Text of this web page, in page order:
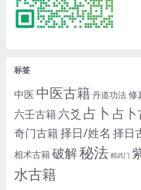
标签
中医 中医古籍 丹道功法修
六壬古籍 六爻 占卜 占
奇门古籍择日/姓名 择日
相术古籍破解秘法 精武门
水古籍